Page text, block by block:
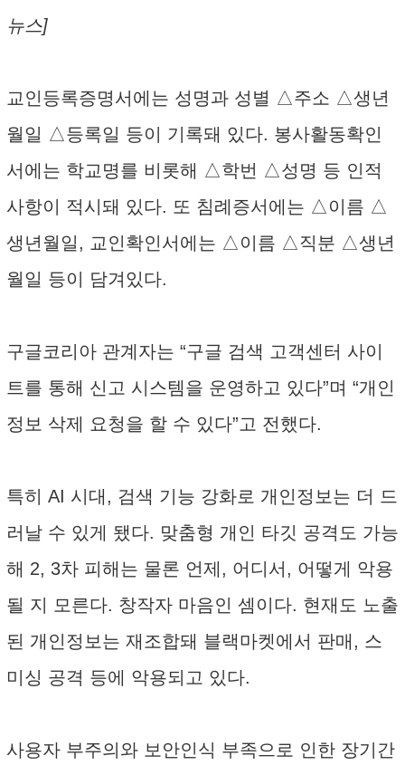
뉴스]
교인등록증명서에는 성명과 성별 △주소 △생년
월일 △등록일 등이 기록돼 있다. 봉사활동확인
서에는 학교명를 비롯해 △학번 △성명 등 인적
사항이 적시돼 있다. 또 침례증서에는 △이름 △
생년월일, 교인확인서에는 △이름 △직분 △생년
월일 등이 담겨있다.
구글코리아 관계자는 “구글 검색 고객센터 사이
트를 통해 신고 시스템을 운영하고 있다”며 “개인
정보 삭제 요청을 할 수 있다”고 전했다.
특히 AI 시대, 검색 기능 강화로 개인정보는 더 드
러날 수 있게 됐다. 맞춤형 개인 타깃 공격도 가능
해 2, 3차 피해는 물론 언제, 어디서, 어떻게 악용
될 지 모른다. 창작자 마음인 셈이다. 현재도 노출
된 개인정보는 재조합돼 블랙마켓에서 판매, 스
미싱 공격 등에 악용되고 있다.
사용자 부주의와 보안인식 부족으로 인한 장기간